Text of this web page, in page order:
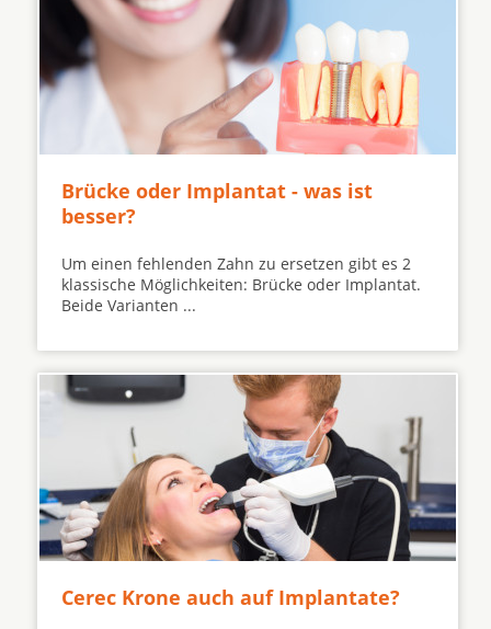
Brücke oder Implantat - was ist
besser?
Um einen fehlenden Zahn zu ersetzen gibt es 2
klassische Möglichkeiten: Brücke oder Implantat.
Beide Varianten ...
Cerec Krone auch auf Implantate?